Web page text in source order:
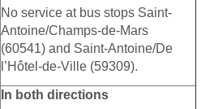
No service at bus stops Saint-
Antoine/Champs-de-Mars
(60541) and Saint-Antoine/De
l’Hôtel-de-Ville (59309).
In both directions